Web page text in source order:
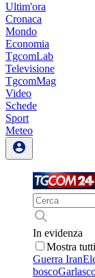
Ultim'ora
Cronaca
Mondo
Economia
TgcomLab
Televisione
TgcomMag
Video
Schede
Sport
Meteo
In evidenza
Mostra tutti
Guerra Iran
bosco